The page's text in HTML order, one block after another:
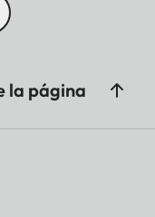
la página